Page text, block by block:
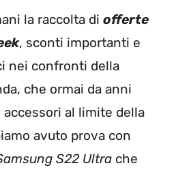
la raccolta di offerte
, sconti importanti e
nei confronti della
che ormai da anni
al limite della
avuto prova con
S22 Ultra che